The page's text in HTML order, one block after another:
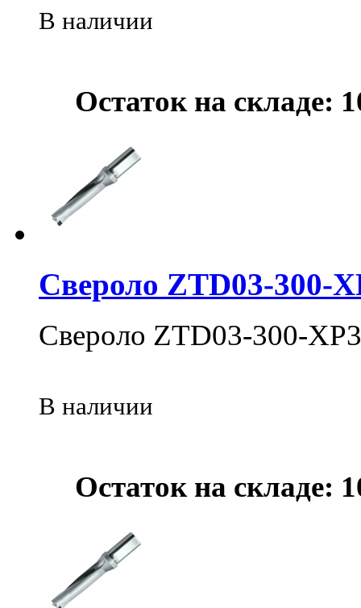
В наличии
Остаток на складе:
Свероло ZTD03-300-
Свероло ZTD03-300-
В наличии
Остаток на складе: